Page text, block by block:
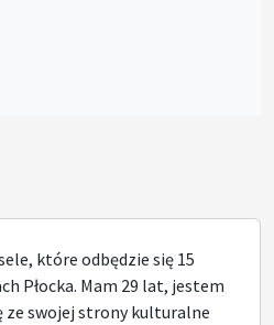
które odbędzie się 15
Płocka. Mam 29 lat, jestem
swojej strony kulturalne